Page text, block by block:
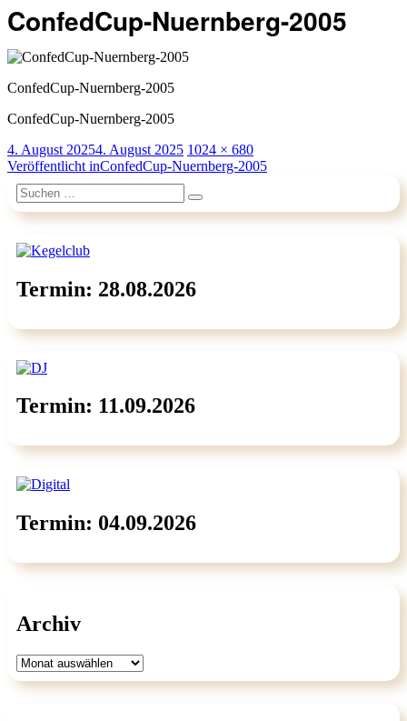
ConfedCup-Nuernberg-2005
ConfedCup-Nuernberg-2005
ConfedCup-Nuernberg-2005
Veröffentlicht
am
4. August 20254. August 2025 Originalgröße
1024 × 680
Beitragsnavigation
Veröffentlicht inConfedCup-Nuernberg-2005
Suchen
nach:
Suchen
Termin: 28.08.2026
Termin: 11.09.2026
Termin: 04.09.2026
Archiv
Archiv